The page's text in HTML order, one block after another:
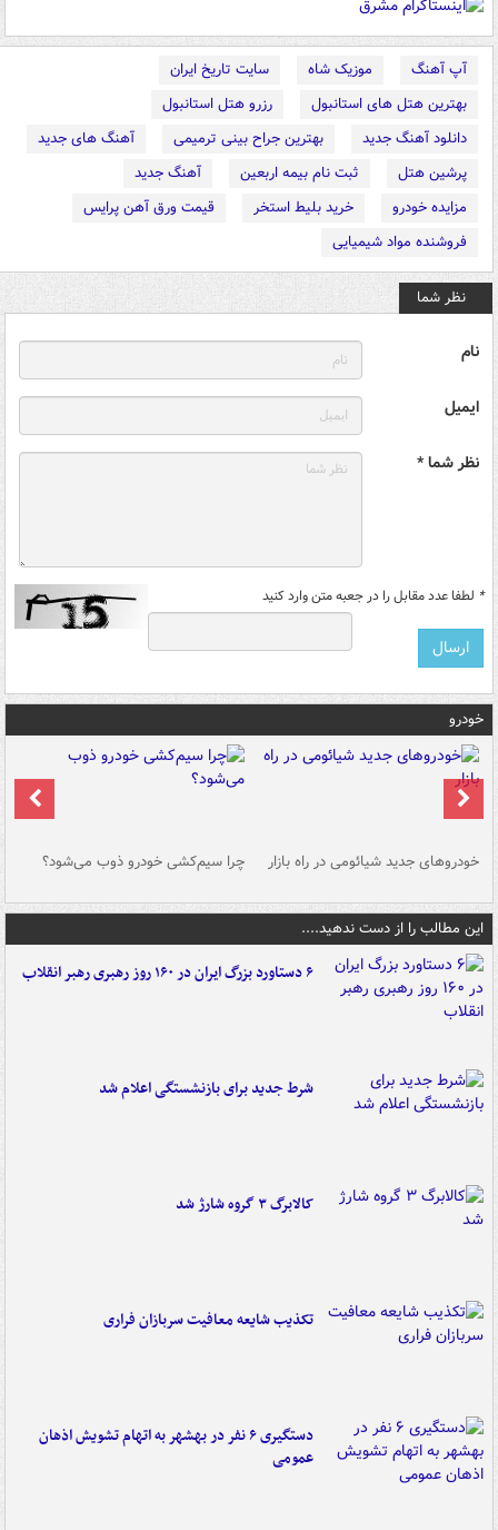
آپ آهنگ موزیک شاه
سایت تاریخ ایران
بهترین هتل های استانبول
رزرو هتل استانبول
دانلود آهنگ جدید
بهترین جراح بینی ترمیمی
آهنگ های جدید
پرشین هتل
ثبت نام بیمه اربعین
آهنگ جدید
مزایده خودرو
خرید بلیط استخر
قیمت ورق آهن پرایس
فروشنده مواد شیمیایی
نظر شما
نام
ایمیل
نظر شما *
* لطفا عدد مقابل را در جعبه متن وارد کنید
خودرو
خودروهای جدید شیائومی در راه بازار چرا سیم‌کشی خودرو ذوب می‌شود؟
این مطالب را از دست ندهید....
۶ دستاورد بزرگ ایران در ۱۶۰ روز رهبری رهبر انقلاب
شرط جدید برای بازنشستگی اعلام شد
کالابرگ ۳ گروه شارژ شد
تکذیب شایعه معافیت سربازان فراری
دستگیری ۶ نفر در بهشهر به اتهام تشویش اذهان
عمومی